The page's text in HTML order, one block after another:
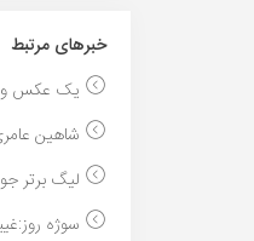
خبر‌های مرتبط
یک عکس و
شاهین
لیگ برتر
سوژه